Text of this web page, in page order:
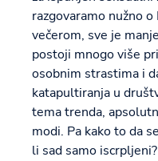
razgovaramo nužno
večerom, sve je
postoji mnogo više
osobnim strastima i
katapultiranja u
tema trenda,
modi. Pa kako to da
li sad samo iscrpljeni?